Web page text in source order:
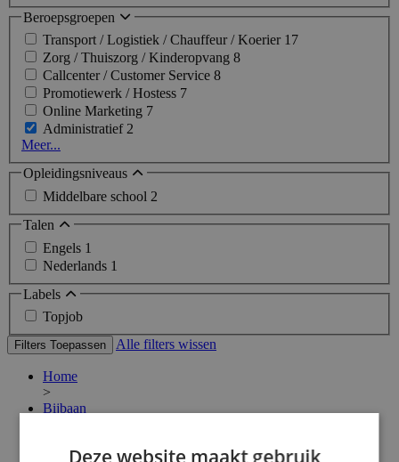
Beroepsgroepen
Transport / Logistiek / Chauffeur / Koerier 17
Zorg / Thuiszorg / Kinderopvang 8
Callcenter / Customer Service 8
Promotiewerk / Hostess 7
Online Marketing 7
Administratief2
Meer...
Opleidingsniveaus
Middelbare school 2
Talen
Engels 1
Nederlands 1
Labels
Topjob
Filters Toepassen Alle filters wissen
Home
>
Bijbaan
Deze website maakt gebruik